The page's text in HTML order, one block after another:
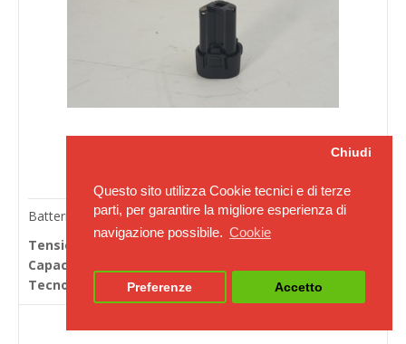
Questo sito utilizza Cookie tecnici e di terze
parti, per garantire la migliore esperienza di
navigazione possibile. Cookie
Chiudi
Preferenze Accetto
Batterie per avvitatori Makita ZT03503000
Tensione in Volts:
10.8
Capacità Ah (20h):
Tecnologia:
Litio